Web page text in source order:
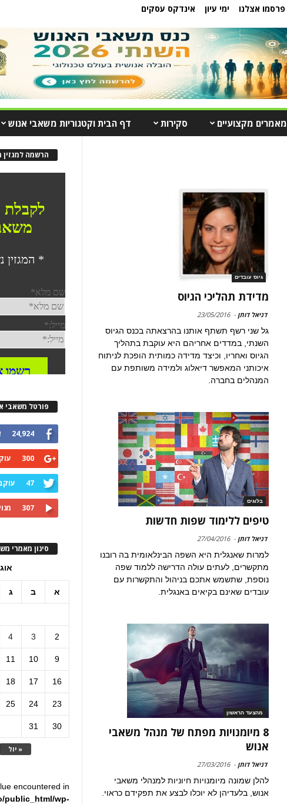
פרסמו אצלנו ימי עיון אינדקס עסקים
מאמרים מקצועיים סקירות דף הבית וקטגוריות משאבי אנוש
גיוס עובדים
מדידת תהליכי הגיוס
דניאל דותן -
23/05/2016
גל שני רשף תשתף אותנו בהרצאתה בכנס הגיוס
השנתי, במדדים אחריהם היא עוקבת בתהליך
הגיוס ואחריו, וכיצד מדידה כמותית הופכת לניתוח
איכותני המאפשר דיאלוג ולמידה משותפת עם
המנהלים בחברה.
בלוגים
טיפים ללימוד שפות חדשות
דניאל דותן -
27/04/2016
למרות שאנגלית היא השפה הבינלאומית בה רובנו
מתקשרים, לעתים עולה הדרישה ללמוד שפה
נוספת, שתשמש אתכם בניהול והתקשרות עם
עובדים שאינם בקיאים באנגלית.
מהצעד הראשון
8 מיומנויות מפתח של מנהל משאבי
אנוש
דניאל דותן -
27/03/2016
להלן שמונה מיומנויות חיוניות למנהלי משאבי
אנוש, בלעדיהן לא יוכלו לבצע את תפקידם כראוי.
הרשמה למגזין
פורטל משאבי
24,924
300
47
307
סינון מאמרי
א ב ג
« יול
2
3
4
9
10
11
16
17
18
23
24
25
30
31
encountered in
public_html/wp-